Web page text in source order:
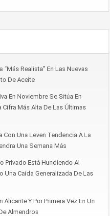
“más Realista” En Las Nuevas
De Aceite
En Noviembre Se Sitúa En
Cifra Más Alta De Las Últimas
Con Una Leven Tendencia A La
Una Semana Más
Privado Está Hundiendo Al
Una Caída Generalizada De Las
Y Por Primera Vez En Un
Almendros